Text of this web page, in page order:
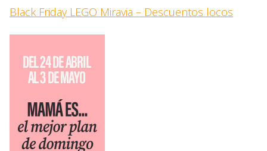
Black Friday LEGO Miravia – Descuentos locos